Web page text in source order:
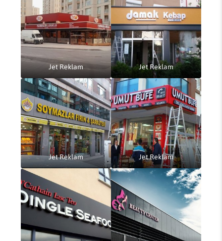
Jet Reklam Jet Reklam
Jet Reklam Jet Reklam